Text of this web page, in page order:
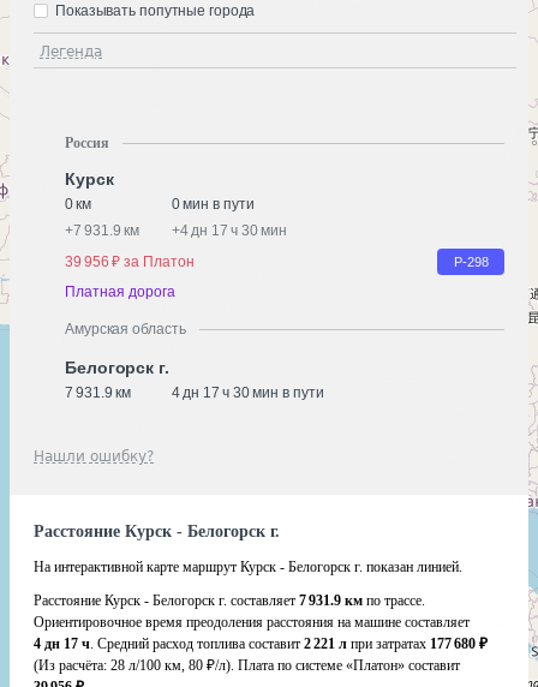
Легенда
Показывать попутные города
Россия
Курск
0 км
0 мин в пути
+7 931.9 км +4 дн 17 ч 30 мин
39 956 ₽ за Платон
Р-298
Платная дорога
Амурская область
Белогорск г.
7 931.9 км 4 дн 17 ч 30 мин в пути
Нашли ошибку?
Расстояние Курск - Белогорск г.
На интерактивной карте маршрут Курск - Белогорск г. показан линией.
Расстояние Курск - Белогорск г. составляет 7 931.9 км по трассе.
Ориентировочное время преодоления расстояния на машине составляет
4 дн 17 ч. Средний расход топлива составит 2 221 л при затратах 177 680 ₽
(Из расчёта: 28 л/100 км, 80 ₽/л). Плата по системе «Платон» составит